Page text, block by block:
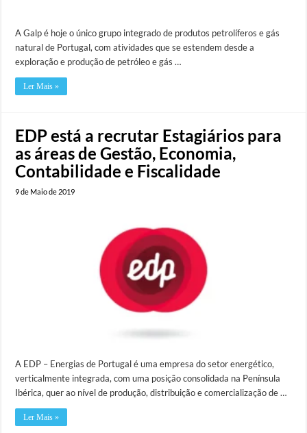
A Galp é hoje o único grupo integrado de produtos petrolíferos e gás
natural de Portugal, com atividades que se estendem desde a
exploração e produção de petróleo e gás …
Ler Mais »
EDP está a recrutar Estagiários para
as áreas de Gestão, Economia,
Contabilidade e Fiscalidade
9 de Maio de 2019
A EDP – Energias de Portugal é uma empresa do setor energético,
verticalmente integrada, com uma posição consolidada na Península
Ibérica, quer ao nível de produção, distribuição e comercialização de …
Ler Mais »